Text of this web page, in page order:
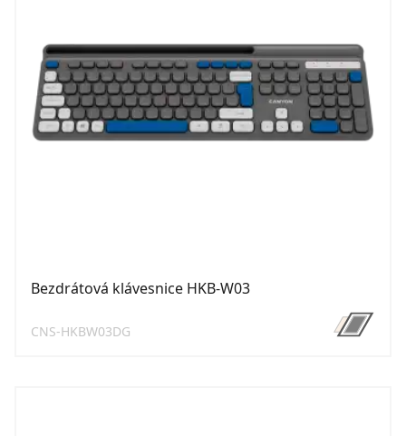
Bezdrátová klávesnice HKB-W03
CNS-HKBW03DG